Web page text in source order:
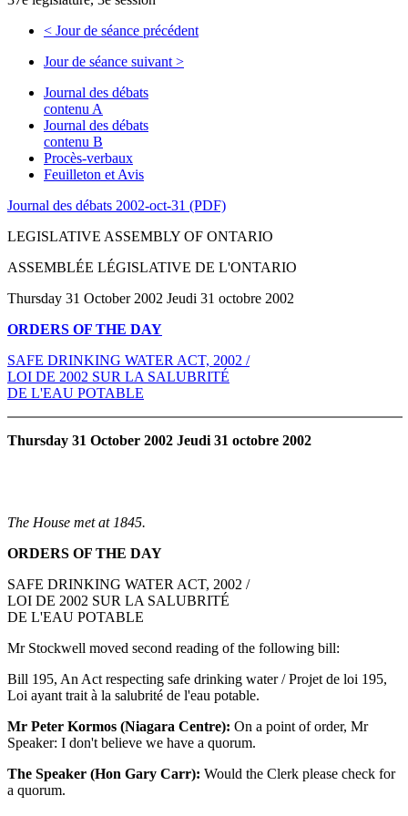
< Jour de séance précédent
Jour de séance suivant >
Journal des débats
contenu A
Journal des débats
contenu B
Procès-verbaux
Feuilleton et Avis
Journal des débats 2002-oct-31 (PDF)
LEGISLATIVE ASSEMBLY OF ONTARIO
ASSEMBLÉE LÉGISLATIVE DE L'ONTARIO
Thursday 31 October 2002 Jeudi 31 octobre 2002
ORDERS OF THE DAY
SAFE DRINKING WATER ACT, 2002 /
LOI DE 2002 SUR LA SALUBRITÉ
DE L'EAU POTABLE
Thursday 31 October 2002 Jeudi 31 octobre 2002
The House met at 1845.
ORDERS OF THE DAY
SAFE DRINKING WATER ACT, 2002 /
LOI DE 2002 SUR LA SALUBRITÉ
DE L'EAU POTABLE
Mr Stockwell moved second reading of the following bill:
Bill 195, An Act respecting safe drinking water / Projet de loi 195,
Loi ayant trait à la salubrité de l'eau potable.
Mr Peter Kormos (Niagara Centre): On a point of order, Mr
Speaker: I don't believe we have a quorum.
The Speaker (Hon Gary Carr): Would the Clerk please check for
a quorum.